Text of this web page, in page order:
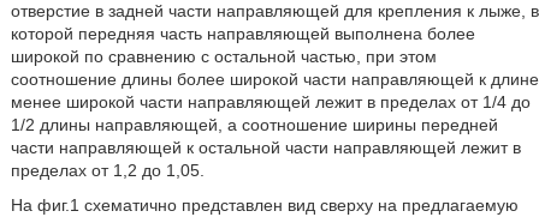
отверстие в задней части направляющей для крепления к лыже, в
которой передняя часть направляющей выполнена более
широкой по сравнению с остальной частью, при этом
соотношение длины более широкой части направляющей к длине
менее широкой части направляющей лежит в пределах от 1/4 до
1/2 длины направляющей, а соотношение ширины передней
части направляющей к остальной части направляющей лежит в
пределах от 1,2 до 1,05.
На фиг.1 схематично представлен вид сверху на предлагаемую